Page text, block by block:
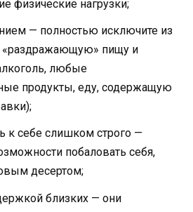
физические нагрузки;
— полностью исключите из
пищу и
любые
продукты, еду, содержащую
к себе слишком строго —
побаловать себя,
десертом;
близких — они